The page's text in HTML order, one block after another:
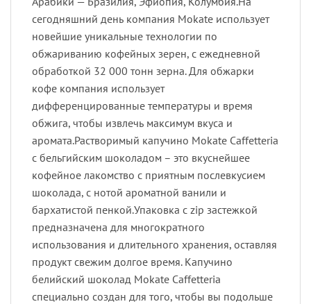
сегодняшний день компания Mokate использует
новейшие уникальные технологии по
обжариванию кофейных зерен, с ежедневной
обработкой 32 000 тонн зерна. Для обжарки
кофе компания использует
дифференцированные температуры и время
обжига, чтобы извлечь максимум вкуса и
аромата.Растворимый капучино Mokate Сaffetteria
с бельгийским шоколадом – это вкуснейшее
кофейное лакомство с приятным послевкусием
шоколада, с нотой ароматной ванили и
бархатистой пенкой.Упаковка с zip застежкой
предназначена для многократного
использования и длительного хранения, оставляя
продукт свежим долгое время. Капучино
белийский шоколад Mokate Сaffetteria
специально создан для того, чтобы вы подольше